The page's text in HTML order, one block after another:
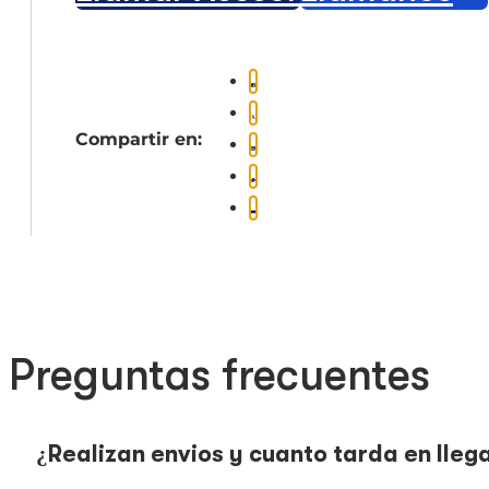
Compartir en:
Preguntas frecuentes
¿Realizan envios y cuanto tarda en